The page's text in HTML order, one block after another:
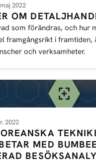
2022
OM
som förändras, och hur
framgångsrikt i framtiden,
och verksamheter.
2022
MED